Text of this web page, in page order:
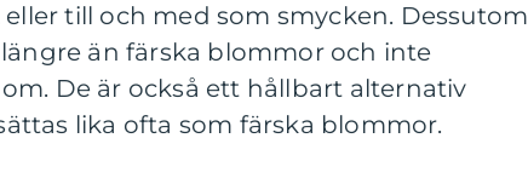
till och med som smycken. Dessutom
än färska blommor och inte
De är också ett hållbart alternativ
lika ofta som färska blommor.